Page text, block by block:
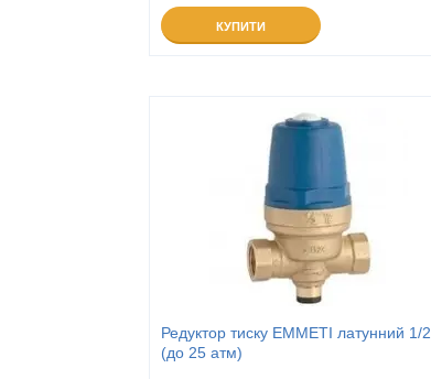
КУПИТИ
Редуктор тиску EMMETI латунний 1/2
(до 25 атм)